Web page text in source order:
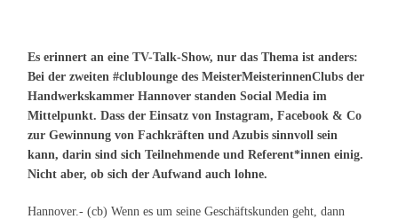
Es erinnert an eine TV-Talk-Show, nur das Thema ist anders:
Bei der zweiten #clublounge des MeisterMeisterinnenClubs der
Handwerkskammer Hannover standen Social Media im
Mittelpunkt. Dass der Einsatz von Instagram, Facebook & Co
zur Gewinnung von Fachkräften und Azubis sinnvoll sein
kann, darin sind sich Teilnehmende und Referent*innen einig.
Nicht aber, ob sich der Aufwand auch lohne.
Hannover.- (cb) Wenn es um seine Geschäftskunden geht, dann